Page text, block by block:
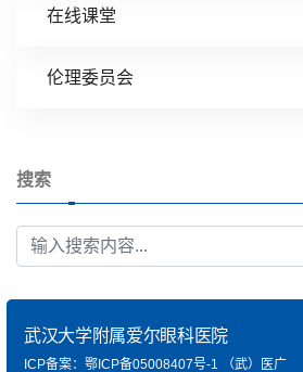
在线课堂
伦理委员会
搜索
武汉大学附属爱尔眼科医院
ICP备案：鄂ICP备05008407号-1 （武）医广